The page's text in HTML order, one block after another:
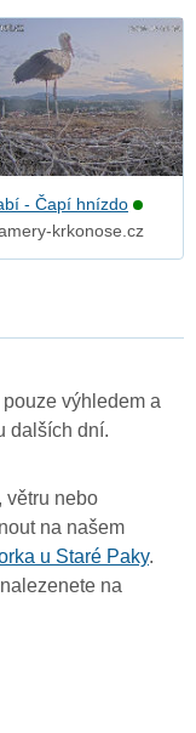
- Čapí hnízdo
krkonose.cz
výhledem a
dalších dní.
větru nebo
na našem
u Staré Paky.
na